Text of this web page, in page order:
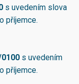
s uvedením slova
příjemce.
s uvedením
příjemce.